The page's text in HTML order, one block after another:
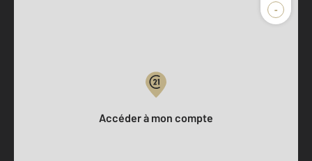
-
Accéder à mon compte